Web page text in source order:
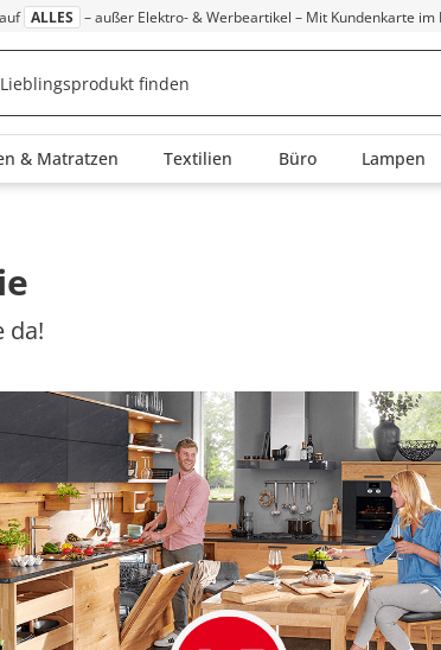
auf ALLES – außer Elektro- & Werbeartikel – Mit Kundenkarte im
& Matratzen Textilien Büro Lampen
da!